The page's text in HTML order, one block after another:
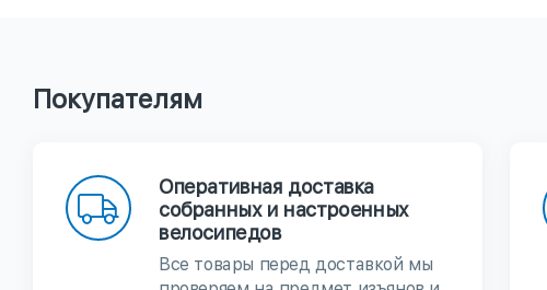
Покупателям
Оперативная доставка
собранных и настроенных
велосипедов
Все товары перед доставкой мы